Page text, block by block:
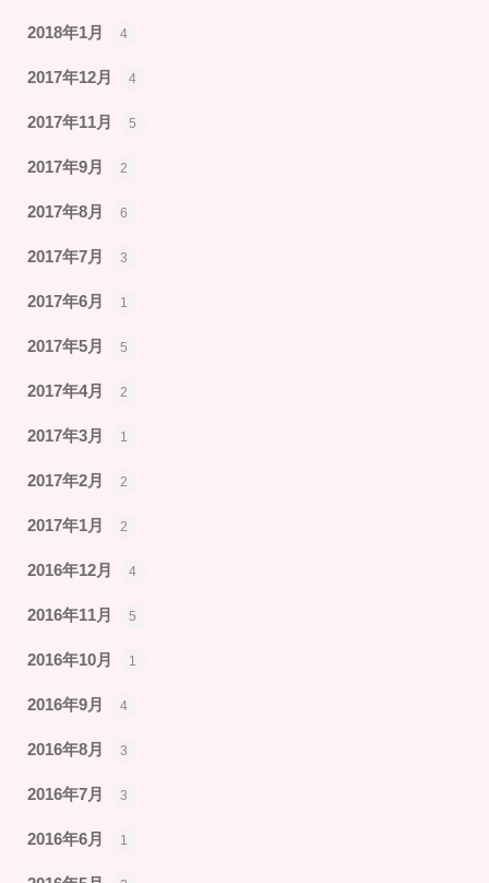
2018年1月 4
2017年12月 4
2017年11月 5
2017年9月 2
2017年8月 6
2017年7月 3
2017年6月 1
2017年5月 5
2017年4月 2
2017年3月 1
2017年2月 2
2017年1月 2
2016年12月 4
2016年11月 5
2016年10月 1
2016年9月 4
2016年8月 3
2016年7月 3
2016年6月 1